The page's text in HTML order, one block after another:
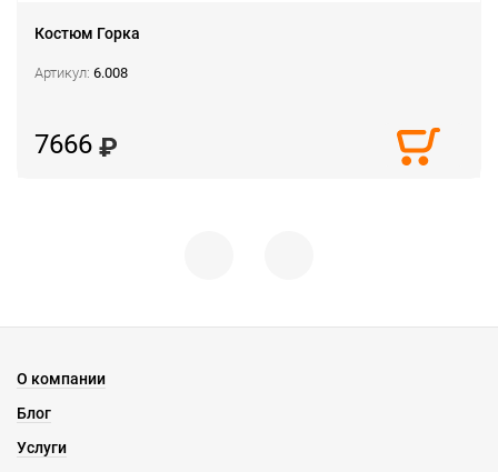
Костюм Горка
Артикул: 6.008
7666
О компании
Блог
Услуги